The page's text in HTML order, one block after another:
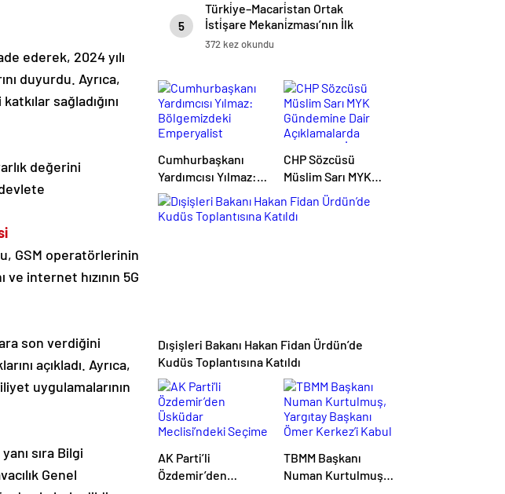
ederek, 2024 yılı
duyurdu. Ayrıca,
sağladığını
değerini
GSM operatörlerinin
internet hızının 5G
son verdiğini
açıkladı. Ayrıca,
uygulamalarının
sıra Bilgi
Genel
5
Türki̇ye–Macari̇stan Ortak
İsti̇şare Mekani̇zması’nın İlk
Toplantısı 8 Aralık’ta İstanbul’da
372 kez okundu
Cumhurbaşkanı
Yardımcısı Yılmaz:
Bölgemizdeki
Emperyalist
Tuzakları Boşa
CHP Sözcüsü
Müslim Sarı MYK
Gündemine Dair
Açıklamalarda
Dışişleri Bakanı Hakan Fidan Ürdün’de
Kudüs Toplantısına Katıldı
AK Parti’li
Özdemir’den
TBMM Başkanı
Numan Kurtulmuş,